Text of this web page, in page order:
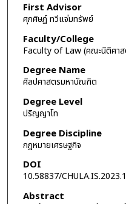
First Advisor
ศุภศิษฏ์ ทวีแจ่มทรัพย์
Faculty/College
Faculty of Law (คณะนิติศา
Degree Name
ศิลปศาสตรมหาบัณฑิต
Degree Level
ปริญญาโท
Degree Discipline
กฎหมายเศรษฐกิจ
DOI
10.58837/
Abstract